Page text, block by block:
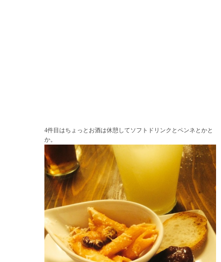
4件目はちょっとお酒は休憩してソフトドリンクとペンネとかと
か。